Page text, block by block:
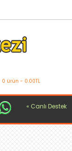
« Canlı Destek
0 ürün - 0.00TL